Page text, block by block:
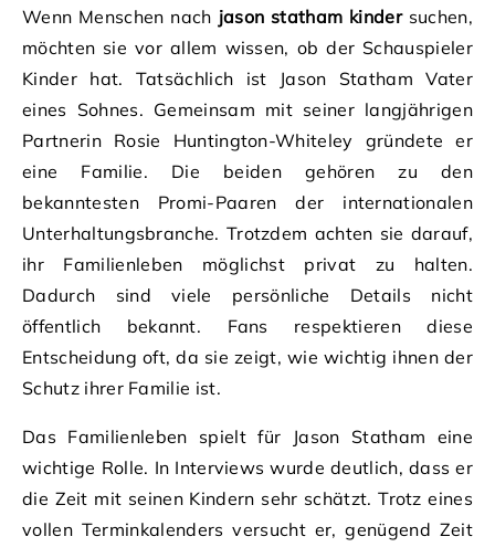
Wenn Menschen nach jason statham kindersuchen,
möchten sie vor allem wissen, ob der Schauspieler
Kinder hat. Tatsächlich ist Jason Statham Vater
eines Sohnes. Gemeinsam mit seiner langjährigen
Partnerin Rosie Huntington-Whiteley gründete er
eine Familie. Die beiden gehören zu den
bekanntesten Promi-Paaren der internationalen
Unterhaltungsbranche. Trotzdem achten sie darauf,
ihr Familienleben möglichst privat zu halten.
Dadurch sind viele persönliche Details nicht
öffentlich bekannt. Fans respektieren diese
Entscheidung oft, da sie zeigt, wie wichtig ihnen der
Schutz ihrer Familie ist.
Das Familienleben spielt für Jason Statham eine
wichtige Rolle. In Interviews wurde deutlich, dass er
die Zeit mit seinen Kindern sehr schätzt. Trotz eines
vollen Terminkalenders versucht er, genügend Zeit